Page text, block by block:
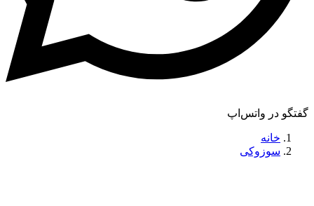
گفتگو در واتس‌اپ
خانه
سوزوکی